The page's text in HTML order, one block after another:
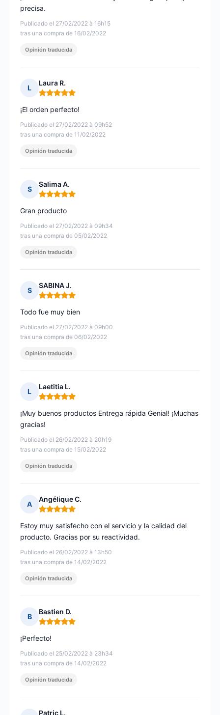
Publicado el 27/02/2022 à 16h15
tras una compra de 16/02/2022
precisa.
Opinión traducida
L
Laura R.
Nota: 5 de 5
Publicado el 27/02/2022 à 09h52
tras una compra de 11/02/2022
¡El orden perfecto!
Opinión traducida
S
Salima A.
Nota: 5 de 5
Publicado el 27/02/2022 à 09h34
tras una compra de 05/02/2022
Gran producto
Opinión traducida
S
SABINA J.
Nota: 5 de 5
Publicado el 27/02/2022 à 09h00
tras una compra de 06/02/2022
Todo fue muy bien
Opinión traducida
L
Laetitia L.
Nota: 5 de 5
Publicado el 26/02/2022 à 20h19
tras una compra de 15/02/2022
¡Muy buenos productos Entrega rápida Genial! ¡Muchas
gracias!
Opinión traducida
A
Angélique C.
Nota: 5 de 5
Publicado el 26/02/2022 à 13h50
tras una compra de 14/02/2022
Estoy muy satisfecho con el servicio y la calidad del
producto. Gracias por su reactividad.
Opinión traducida
B
Bastien D.
Nota: 5 de 5
Publicado el 25/02/2022 à 23h34
tras una compra de 14/02/2022
¡Perfecto!
Opinión traducida
Patric L.